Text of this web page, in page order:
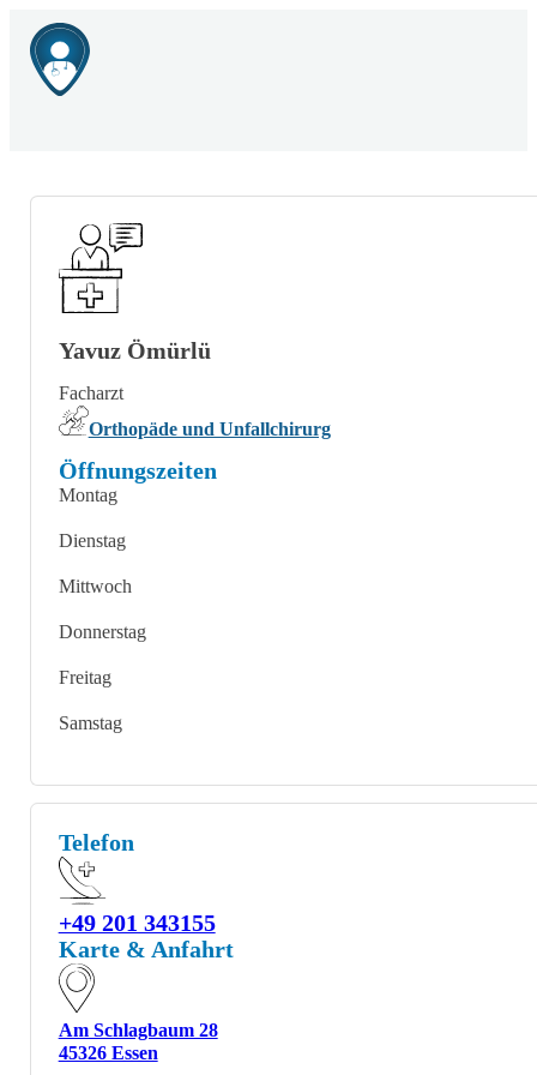
Telefon
+49 201 343155
Karte & Anfahrt
Am Schlagbaum 28
45326 Essen
Yavuz Ömürlü
Facharzt
Orthopäde und Unfallchirurg
Öffnungszeiten
Montag
Dienstag
Mittwoch
Donnerstag
Freitag
Samstag